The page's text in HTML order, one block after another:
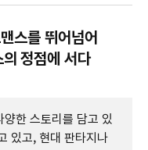
스를 뛰어넘어
정점에 서다
한 스토리를 담고 있
있고, 현대 판타지나